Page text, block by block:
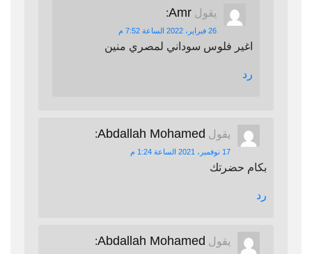
يقول Amr
:
26 فبراير، 2022 الساعة 7:52 م
اغير فلوس سوداني لمصري منين
رد
يقول Abdallah Mohamed
:
17 نوفمبر، 2021 الساعة 1:24 م
بكام حضرتك
رد
يقول Abdallah Mohamed
: